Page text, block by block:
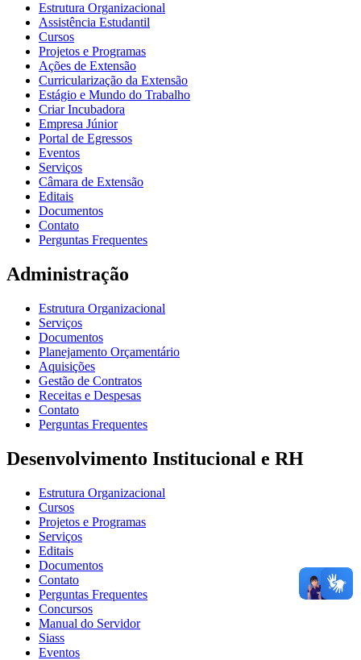
Estrutura Organizacional
Assistência Estudantil
Cursos
Projetos e Programas
Ações de Extensão
Curricularização da Extensão
Estágio e Mundo do Trabalho
Criar Incubadora
Empresa Júnior
Portal de Egressos
Eventos
Serviços
Câmara de Extensão
Editais
Documentos
Contato
Perguntas Frequentes
Administração
Estrutura Organizacional
Serviços
Documentos
Planejamento Orçamentário
Aquisições
Gestão de Contratos
Receitas e Despesas
Contato
Perguntas Frequentes
Desenvolvimento Institucional e RH
Estrutura Organizacional
Cursos
Projetos e Programas
Serviços
Editais
Documentos
Contato
Perguntas Frequentes
Concursos
Manual do Servidor
Siass
Eventos